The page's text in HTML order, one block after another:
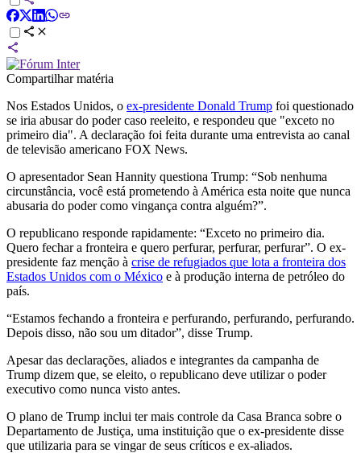
Compartilhar matéria
Nos Estados Unidos, o ex-presidente Donald Trump foi questionado
se iria abusar do poder caso reeleito, e respondeu que "exceto no
primeiro dia". A declaração foi feita durante uma entrevista ao canal
de televisão americano FOX News.
O apresentador Sean Hannity questiona Trump: “Sob nenhuma
circunstância, você está prometendo à América esta noite que nunca
abusaria do poder como vingança contra alguém?”.
O republicano responde rapidamente: “Exceto no primeiro dia.
Quero fechar a fronteira e quero perfurar, perfurar, perfurar”. O ex-
presidente faz menção à crise de refugiados que lota a fronteira dos
Estados Unidos com o México e à produção interna de petróleo do
país.
“Estamos fechando a fronteira e perfurando, perfurando, perfurando.
Depois disso, não sou um ditador”, disse Trump.
Apesar das declarações, aliados e integrantes da campanha de
Trump dizem que, se eleito, o republicano deve utilizar o poder
executivo como nunca visto antes.
O plano de Trump inclui ter mais controle da Casa Branca sobre o
Departamento de Justiça, uma instituição que o ex-presidente disse
que utilizaria para se vingar de seus críticos e ex-aliados.